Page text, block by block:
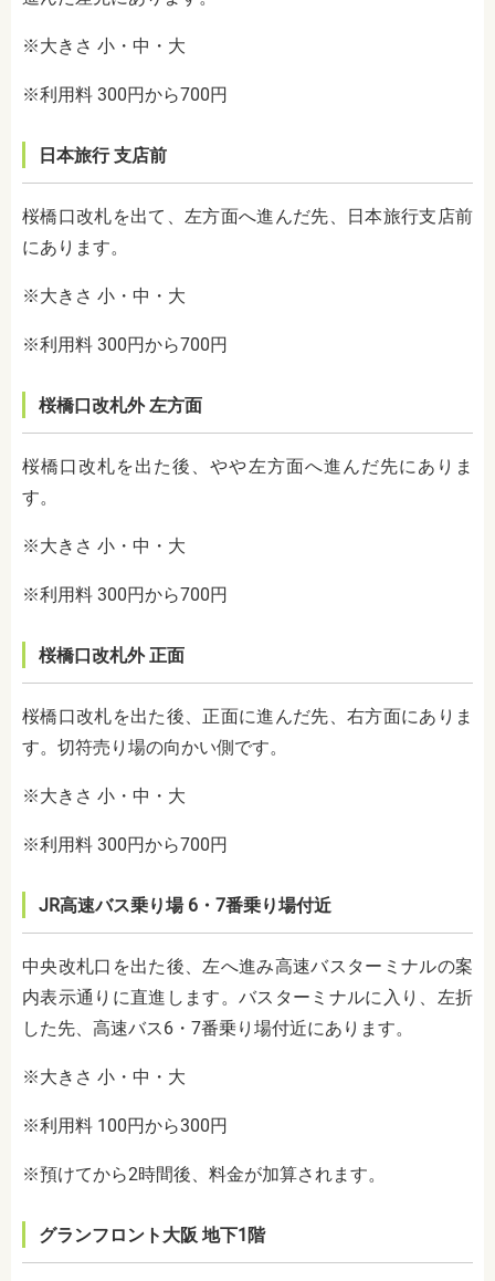
※大きさ 小・中・大
※利用料 300円から700円
日本旅行 支店前
桜橋口改札を出て、左方面へ進んだ先、日本旅行支店前
にあります。
※大きさ 小・中・大
※利用料 300円から700円
桜橋口改札外 左方面
桜橋口改札を出た後、やや左方面へ進んだ先にありま
す。
※大きさ 小・中・大
※利用料 300円から700円
桜橋口改札外 正面
桜橋口改札を出た後、正面に進んだ先、右方面にありま
す。切符売り場の向かい側です。
※大きさ 小・中・大
※利用料 300円から700円
JR高速バス乗り場 6・7番乗り場付近
中央改札口を出た後、左へ進み高速バスターミナルの案
内表示通りに直進します。バスターミナルに入り、左折
した先、高速バス6・7番乗り場付近にあります。
※大きさ 小・中・大
※利用料 100円から300円
※預けてから2時間後、料金が加算されます。
グランフロント大阪 地下1階